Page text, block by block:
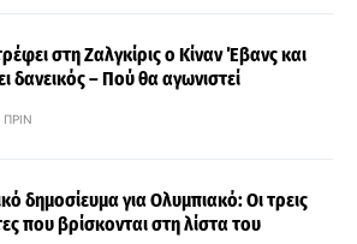
στη Ζαλγκίρις ο Κίναν Έβανς και
δανεικός – Πού θα αγωνιστεί
δημοσίευμα για Ολυμπιακό: Οι τρεις
που βρίσκονται στη λίστα του